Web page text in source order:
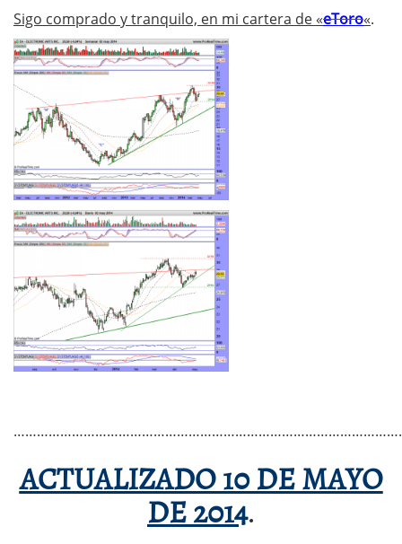
Sigo comprado y tranquilo, en mi cartera de «eToro«.
ACTUALIZADO 10 DE MAYO
DE 2014.